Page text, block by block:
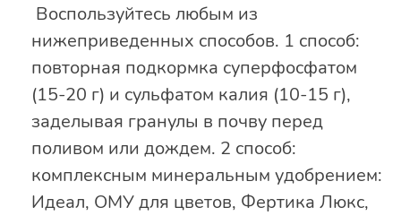
Воспользуйтесь любым из
нижеприведенных способов. 1 способ:
повторная подкормка суперфосфатом
(15-20 г) и сульфатом калия (10-15 г),
заделывая гранулы в почву перед
поливом или дождем. 2 способ:
комплексным минеральным удобрением:
Идеал, ОМУ для цветов, Фертика Люкс,